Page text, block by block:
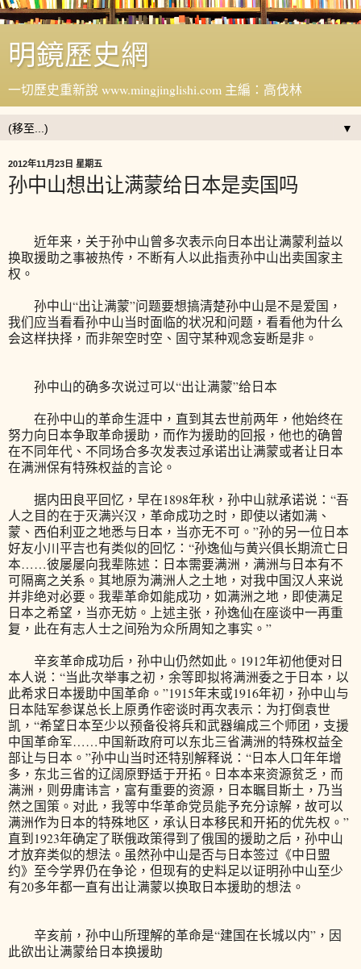
明鏡歷史網
一切歷史重新說 www.mingjinglishi.com 主編：高伐林
▼
2012年11月23日 星期五
孙中山想出让满蒙给日本是卖国吗
近年来，关于孙中山曾多次表示向日本出让满蒙利益以
换取援助之事被热传，不断有人以此指责孙中山出卖国家主
权。
孙中山“出让满蒙”问题要想搞清楚孙中山是不是爱国，
我们应当看看孙中山当时面临的状况和问题，看看他为什么
会这样抉择，而非架空时空、固守某种观念妄断是非。
孙中山的确多次说过可以“出让满蒙”给日本
在孙中山的革命生涯中，直到其去世前两年，他始终在
努力向日本争取革命援助，而作为援助的回报，他也的确曾
在不同年代、不同场合多次发表过承诺出让满蒙或者让日本
在满洲保有特殊权益的言论。
据内田良平回忆，早在1898年秋，孙中山就承诺说：“吾
人之目的在于灭满兴汉，革命成功之时，即使以诸如满、
蒙、西伯利亚之地悉与日本，当亦无不可。”孙的另一位日本
好友小川平吉也有类似的回忆：“孙逸仙与黄兴俱长期流亡日
本……彼屡屡向我辈陈述：日本需要满洲，满洲与日本有不
可隔离之关系。其地原为满洲人之土地，对我中国汉人来说
并非绝对必要。我辈革命如能成功，如满洲之地，即使满足
日本之希望，当亦无妨。上述主张，孙逸仙在座谈中一再重
复，此在有志人士之间殆为众所周知之事实。”
辛亥革命成功后，孙中山仍然如此。1912年初他便对日
本人说：“当此次举事之初，余等即拟将满洲委之于日本，以
此希求日本援助中国革命。”1915年末或1916年初，孙中山与
日本陆军参谋总长上原勇作密谈时再次表示：为打倒袁世
凯，“希望日本至少以预备役将兵和武器编成三个师团，支援
中国革命军……中国新政府可以东北三省满洲的特殊权益全
部让与日本。”孙中山当时还特别解释说：“日本人口年年增
多，东北三省的辽阔原野适于开拓。日本本来资源贫乏，而
满洲，则毋庸讳言，富有重要的资源，日本瞩目斯土，乃当
然之国策。对此，我等中华革命党员能予充分谅解，故可以
满洲作为日本的特殊地区，承认日本移民和开拓的优先权。”
直到1923年确定了联俄政策得到了俄国的援助之后，孙中山
才放弃类似的想法。虽然孙中山是否与日本签过《中日盟
约》至今学界仍在争论，但现有的史料足以证明孙中山至少
有20多年都一直有出让满蒙以换取日本援助的想法。
辛亥前，孙中山所理解的革命是“建国在长城以内”，因
此欲出让满蒙给日本换援助